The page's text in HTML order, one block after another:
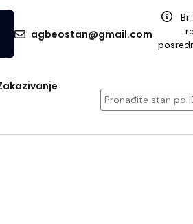
agbeostan@gmail.com